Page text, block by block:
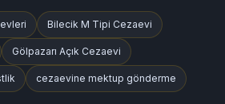
Bilecik M Tipi Cezaevi
Gölpazarı Açık Cezaevi
cezaevine mektup gönderme